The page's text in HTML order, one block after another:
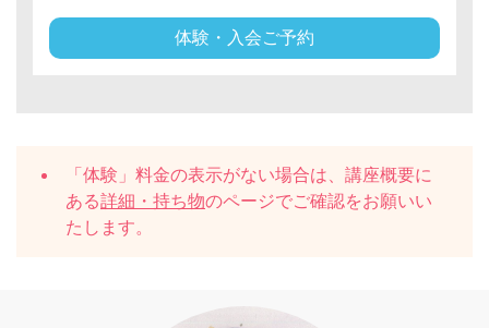
体験・入会ご予約
「体験」料金の表示がない場合は、講座概要に
ある詳細・持ち物のページでご確認をお願いい
たします。